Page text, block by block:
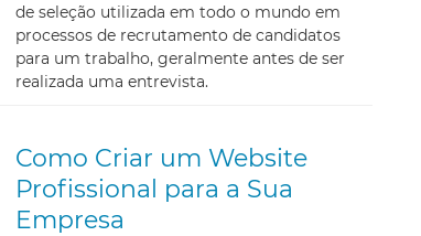
de seleção utilizada em todo o mundo em
processos de recrutamento de candidatos
para um trabalho, geralmente antes de ser
realizada uma entrevista.
Como Criar um Website
Profissional para a Sua
Empresa